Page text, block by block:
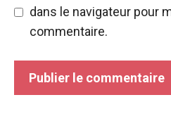
dans le navigateur pour
commentaire.